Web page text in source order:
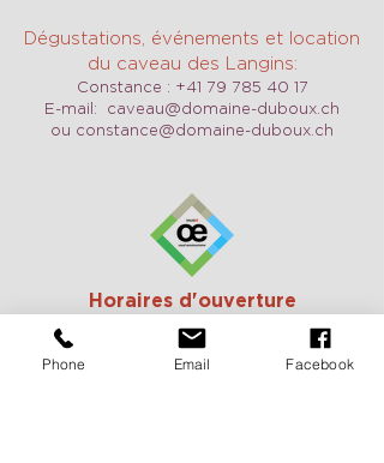
Dégustations, événements et location
du caveau des Langins:
Constance : +41 79 785 40 17
E-mail: caveau@domaine-duboux.ch
ou constance@domaine-duboux.ch
Horaires d'ouverture
Nous sommes ouverts tous les jours y
compris le week-end sur demande.
N'hésitez pas à nous contacter pour
Phone Email Facebook